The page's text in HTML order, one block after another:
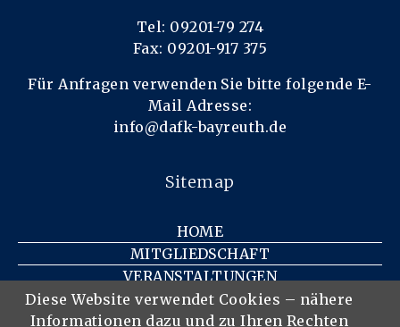
Tel: 09201-79 274
Fax: 09201-917 375
Für Anfragen verwenden Sie bitte folgende E-
Mail Adresse:
info@dafk-bayreuth.de
Sitemap
HOME
MITGLIEDSCHAFT
VERANSTALTUNGEN
KONTAKT
IMPRESSUM
Diese Website verwendet Cookies – nähere
Informationen dazu und zu Ihren Rechten